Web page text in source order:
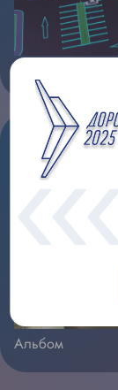
Альбом